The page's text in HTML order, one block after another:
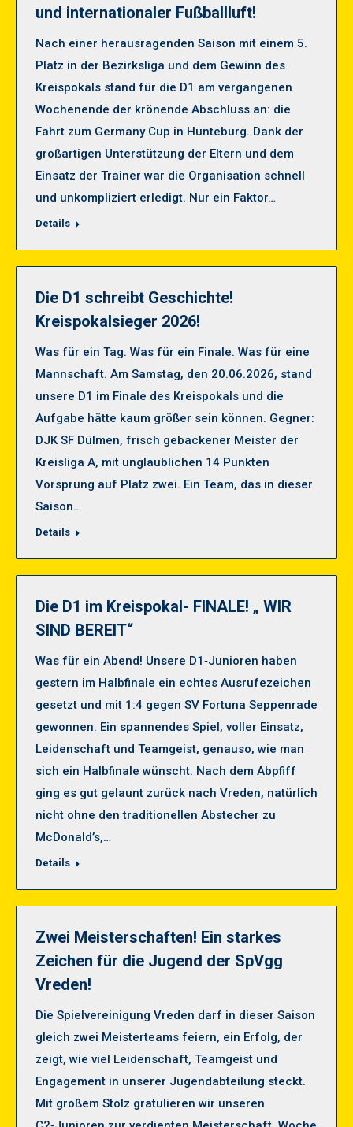
und internationaler Fußballluft!
Nach einer herausragenden Saison mit einem 5.
Platz in der Bezirksliga und dem Gewinn des
Kreispokals stand für die D1 am vergangenen
Wochenende der krönende Abschluss an: die
Fahrt zum Germany Cup in Hunteburg. Dank der
großartigen Unterstützung der Eltern und dem
Einsatz der Trainer war die Organisation schnell
und unkompliziert erledigt. Nur ein Faktor…
Details
Die D1 schreibt Geschichte!
Kreispokalsieger 2026!
Was für ein Tag. Was für ein Finale. Was für eine
Mannschaft. Am Samstag, den 20.06.2026, stand
unsere D1 im Finale des Kreispokals und die
Aufgabe hätte kaum größer sein können. Gegner:
DJK SF Dülmen, frisch gebackener Meister der
Kreisliga A, mit unglaublichen 14 Punkten
Vorsprung auf Platz zwei. Ein Team, das in dieser
Saison…
Details
Die D1 im Kreispokal- FINALE! „ WIR
SIND BEREIT“
Was für ein Abend! Unsere D1‑Junioren haben
gestern im Halbfinale ein echtes Ausrufezeichen
gesetzt und mit 1:4 gegen SV Fortuna Seppenrade
gewonnen. Ein spannendes Spiel, voller Einsatz,
Leidenschaft und Teamgeist, genauso, wie man
sich ein Halbfinale wünscht. Nach dem Abpfiff
ging es gut gelaunt zurück nach Vreden, natürlich
nicht ohne den traditionellen Abstecher zu
McDonald’s,…
Details
Zwei Meisterschaften! Ein starkes
Zeichen für die Jugend der SpVgg
Vreden!
Die Spielvereinigung Vreden darf in dieser Saison
gleich zwei Meisterteams feiern, ein Erfolg, der
zeigt, wie viel Leidenschaft, Teamgeist und
Engagement in unserer Jugendabteilung steckt.
Mit großem Stolz gratulieren wir unseren